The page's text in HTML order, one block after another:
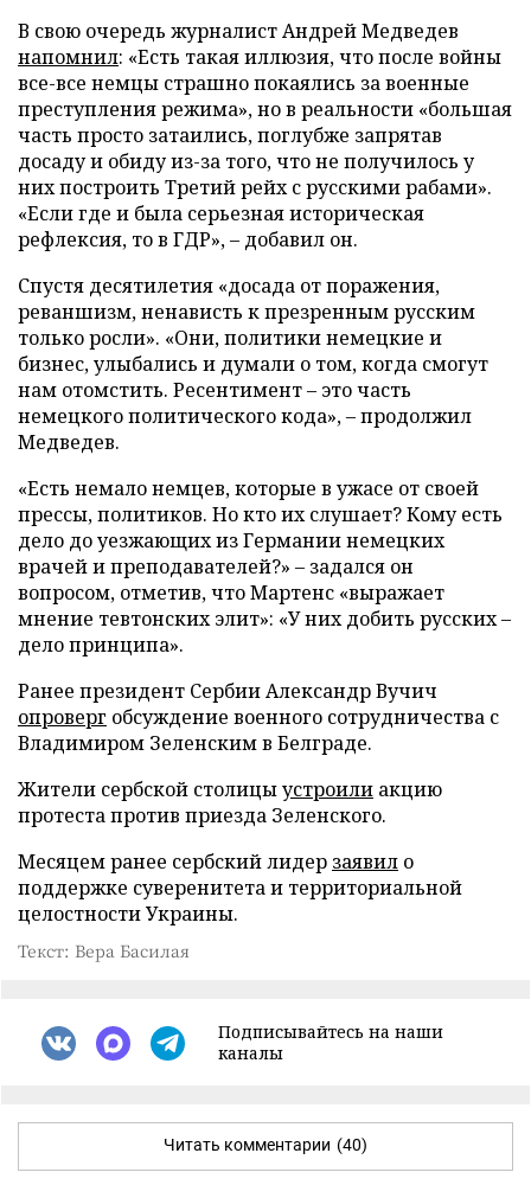
В свою очередь журналист Андрей Медведев
напомнил: «Есть такая иллюзия, что после войны
все-все немцы страшно покаялись за военные
преступления режима», но в реальности «большая
часть просто затаились, поглубже запрятав
досаду и обиду из-за того, что не получилось у
них построить Третий рейх с русскими рабами».
«Если где и была серьезная историческая
рефлексия, то в ГДР», – добавил он.
Спустя десятилетия «досада от поражения,
реваншизм, ненависть к презренным русским
только росли». «Они, политики немецкие и
бизнес, улыбались и думали о том, когда смогут
нам отомстить. Ресентимент – это часть
немецкого политического кода», – продолжил
Медведев.
«Есть немало немцев, которые в ужасе от своей
прессы, политиков. Но кто их слушает? Кому есть
дело до уезжающих из Германии немецких
врачей и преподавателей?» – задался он
вопросом, отметив, что Мартенс «выражает
мнение тевтонских элит»: «У них добить русских –
дело принципа».
Ранее президент Сербии Александр Вучич
опроверг обсуждение военного сотрудничества с
Владимиром Зеленским в Белграде.
Жители сербской столицыустроили акцию
протеста против приезда Зеленского.
Месяцем ранее сербский лидер заявил о
поддержке суверенитета и территориальной
целостности Украины.
Текст: Вера Басилая
Подписывайтесь на наши
каналы
Читать комментарии (40)